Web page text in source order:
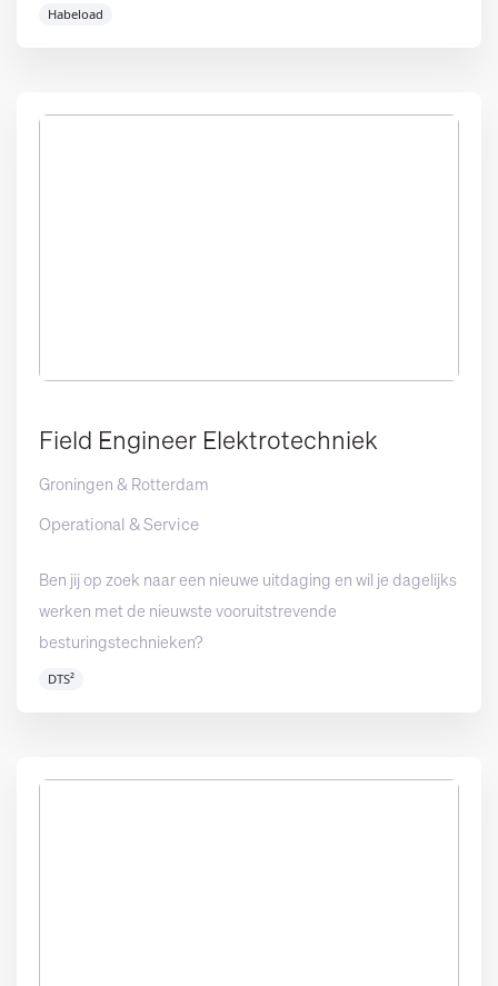
Habeload
Field Engineer Elektrotechniek
Groningen & Rotterdam
Operational & Service
Ben jij op zoek naar een nieuwe uitdaging en wil je dagelijks
werken met de nieuwste vooruitstrevende
besturingstechnieken?
DTS²